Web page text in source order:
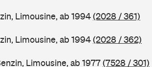
Limousine, ab 1994(2028 / 361)
Limousine, ab 1994(2028 / 362)
Limousine, ab 1977(7528 / 301)